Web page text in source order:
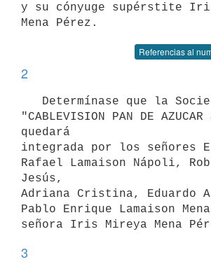
y su cónyuge supérstite
Referencias al
2
"CABLEVISION PAN DE
quedará
integrada por los señores
Rafael Lamaison Nápoli,
Jesús,
Adriana Cristina, Eduardo
Pablo Enrique Lamaison
3